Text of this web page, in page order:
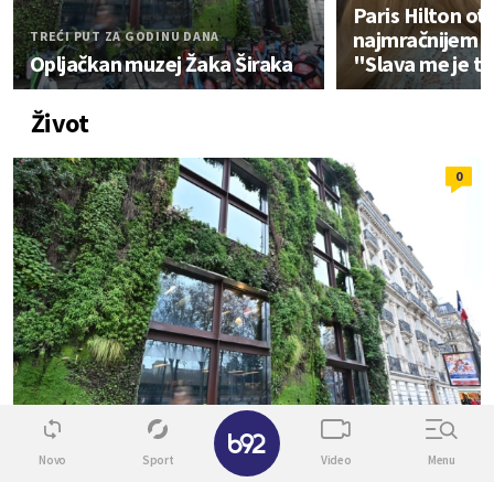
TREĆI PUT ZA GODINU DANA
Opljačkan muzej Žaka Širaka
Paris Hilton
najmračnijem
"Slava me je
Život
0
Novo Sport Video Menu
✕